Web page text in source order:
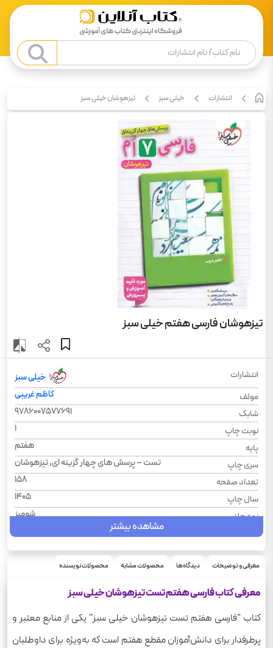
انتشارات خیلی سبز تیزهوشان خیلی سبز
تیزهوشان فارسی هفتم خیلی سبز
انتشارات
خیلی سبز
مولف
کاظم غریبی
شابک
9786007577691
نوبت چاپ
1
پایه
هفتم
سری چاپ
تست – پرسش های چهار گزینه ای, تیزهوشان
تعداد صفحه
158
سال چاپ
1405
نوع جلد
شومیز
درس
فارسی
وزن
مشاهده بیشتر
معرفی و توضیحات دیدگاه‌ها محصولات مشابه محصولات نویسنده
معرفی کتاب فارسی هفتم تست تیزهوشان خیلی سبز
کتاب "فارسی هفتم تست تیزهوشان خیلی سبز" یکی از منابع معتبر و
پرطرفدار برای دانش‌آموزان مقطع هفتم است که به‌ویژه برای داوطلبان